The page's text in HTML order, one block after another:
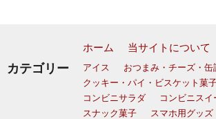
ホーム 当サイトについて
カテゴリー アイス おつまみ・チーズ・缶
クッキー・パイ・ビスケット菓
コンビニサラダ
コンビニスイ
スナック菓子
スマホ用グッズ